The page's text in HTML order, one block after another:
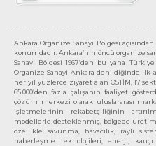
Ankara Organize Sanayi Bölgesi
konumdadır. Ankara’nın öncü organize
Sanayi Bölgesi 1967’den bu yana
Organize Sanayi Ankara denildiğinde ilk
her yıl yüzlerce ziyaret alan OSTİM, 17
65.000’den fazla çalışanın faaliyet
çözüm merkezi olarak uluslararası
işletmelerinin rekabetçiliğinin
modellerle desteklenmiş, bölgede
özellikle savunma, havacılık, raylı
haberleşme teknolojileri, enerji,